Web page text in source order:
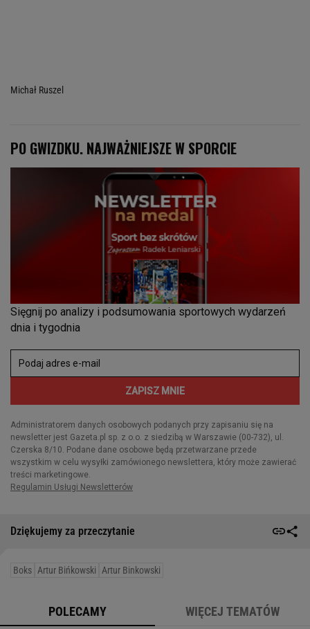
Michał Ruszel
Dziękujemy za przeczytanie
Boks Artur Bińkowski Artur Binkowski
POLECAMY WIĘCEJ TEMATÓW